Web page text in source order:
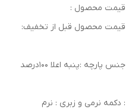
قیمت محصول :
قیمت محصول قبل از تخفیف:
جنس پارچه :پنبه اعلا ۱۰۰درصد
: دکمه نرمی و زبری : نرم